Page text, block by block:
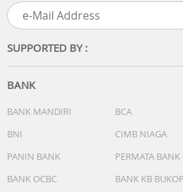
SUPPORTED BY :
BANK
BANK MANDIRI BCA
BNI
CIMB NIAGA
PANIN BANK
PERMATA BANK
BANK OCBC
BANK KB